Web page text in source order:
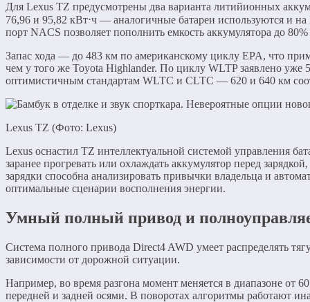
Для Lexus TZ предусмотрены два варианта литийионных
76,96 и 95,82 кВт⋅ч — аналогичные батареи используются и
порт NACS позволяет пополнить емкость аккумулятора до
Запас хода — до 483 км по американскому циклу EPA, что
чем у того же Toyota Highlander. По циклу WLTP заявлено уже
оптимистичным стандартам WLTC и CLTC — 620 и 640 км
Lexus TZ (Фото: Lexus)
Lexus оснастил TZ интеллектуальной системой управления
заранее прогревать или охлаждать аккумулятор перед
зарядки способна анализировать привычки владельца и
оптимальные сценарии восполнения энергии.
Умный полный привод и
Система полного привода Direct4 AWD умеет распределять
зависимости от дорожной ситуации.
Например, во время разгона момент меняется в диапазоне от
передней и задней осями. В поворотах алгоритмы работают